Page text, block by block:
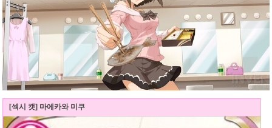
[섹시 캣] 마에카와 미쿠